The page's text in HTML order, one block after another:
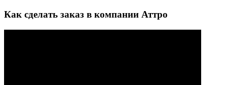
Как сделать заказ в компании Аттро